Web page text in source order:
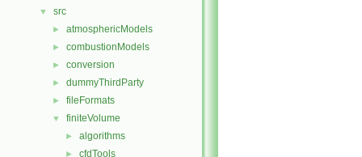
▼ src
► atmosphericModels
► combustionModels
► conversion
► dummyThirdParty
► fileFormats
▼ finiteVolume
► algorithms
► cfdTools